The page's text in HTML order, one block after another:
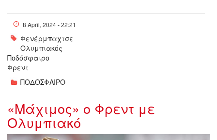
8 April, 2024 - 22:21
Φενέρμπαχτσε
Ολυμπιακός
Ποδόσφαιρο
Φρεντ
ΠΟΔΟΣΦΑΙΡΟ
«Μάχιμος» ο Φρεντ με
Ολυμπιακό